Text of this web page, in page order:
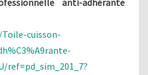
anti-adhérante
cuisson-
ref=pd_sim_201_7?